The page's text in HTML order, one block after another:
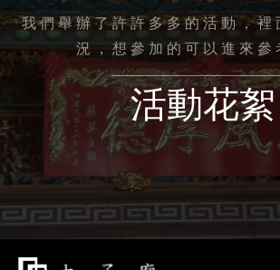
我們舉辦了許許多多的活動，裡
況，想參加的可以進來參
活動花絮